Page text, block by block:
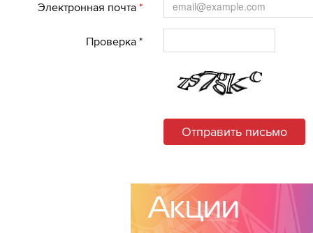
Электронная почта*
Проверка *
Отправить письмо
Акции